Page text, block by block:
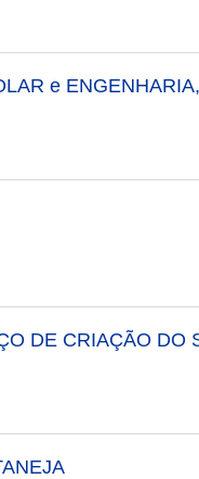
e ENGENHARIA,
DE CRIAÇÃO DO